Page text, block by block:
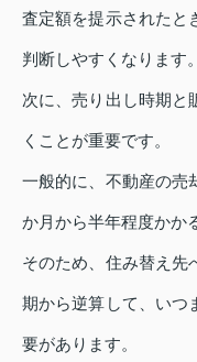
査定額を提示されたと
判断しやすくなります。
次に、売り出し時期と
くことが重要です。
一般的に、不動産の売
か月から半年程度かか
そのため、住み替え先
期から逆算して、いつ
要があります。